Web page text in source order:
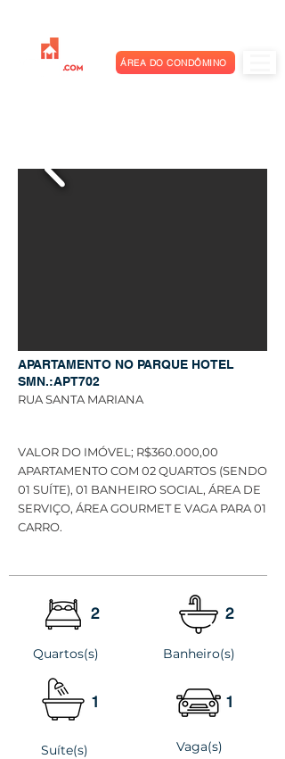
ÁREA DO CONDÔMINO
APARTAMENTO NO PARQUE HOTEL
SMN.:APT702
RUA SANTA MARIANA
VALOR DO IMÓVEL; R$360.000,00
APARTAMENTO COM 02 QUARTOS (SENDO
01 SUÍTE), 01 BANHEIRO SOCIAL, ÁREA DE
SERVIÇO, ÁREA GOURMET E VAGA PARA 01
CARRO.
2
Quartos(s)
1
Suíte(s)
2
Banheiro(s)
1
Vaga(s)